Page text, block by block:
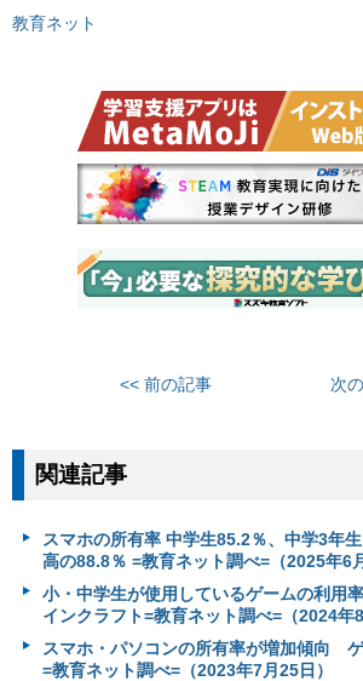
教育ネット
<< 前の記事 次
関連記事
スマホの所有率 中学生85.2％、中学3年
高の88.8％ =教育ネット調べ=（2025年6
小・中学生が使用しているゲームの利用
インクラフト=教育ネット調べ=（2024年8
スマホ・パソコンの所有率が増加傾向
=教育ネット調べ=（2023年7月25日）